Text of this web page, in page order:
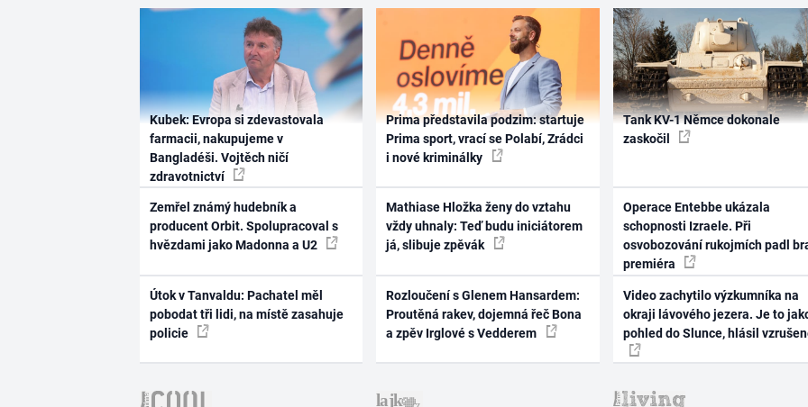
Kubek: Evropa si zdevastovala
farmacii, nakupujeme v
Bangladéši. Vojtěch ničí
zdravotnictví
Zemřel známý hudebník a
producent Orbit. Spolupracoval s
hvězdami jako Madonna a U2
Útok v Tanvaldu: Pachatel měl
pobodat tři lidi, na místě zasahuje
policie
Prima představila podzim: startuje
Prima sport, vrací se Polabí, Zrádci
i nové kriminálky
Mathiase Hložka ženy do vztahu
vždy uhnaly: Teď budu iniciátorem
já, slibuje zpěvák
Rozloučení s Glenem Hansardem:
Proutěná rakev, dojemná řeč Bona
a zpěv Irglové s Vedderem
Tank KV-1 Němce dokonale
zaskočil
Operace Entebbe ukázala
schopnosti Izraele. Při
osvobozování rukojmích padl
premiéra
Video zachytilo výzkumníka na
okraji lávového jezera. Je to
pohled do Slunce, hlásil